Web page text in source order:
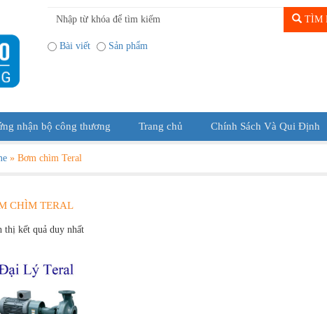
TÌM
Bài viết Sản phẩm
nhận bộ công thương Trang chủ Chính Sách Và Qui Định
» Bơm chìm Teral
CHÌM TERAL
thị kết quả duy nhất